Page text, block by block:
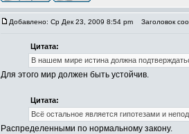
Добавлено: Ср Дек 23, 2009 8:54 pm Заголовок
Цитата:
В нашем мире истина должна
Для этого мир должен быть устойчив.
Цитата:
Всё остальное является гипотезами и
Распределенными по нормальному закону.